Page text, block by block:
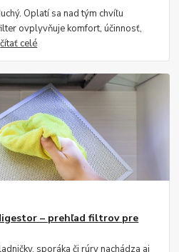
Oplatí sa nad tým chvíľu
ovplyvňuje komfort, účinnosť,
čítať celé
– prehľad filtrov pre
sporáka či rúry nachádza aj